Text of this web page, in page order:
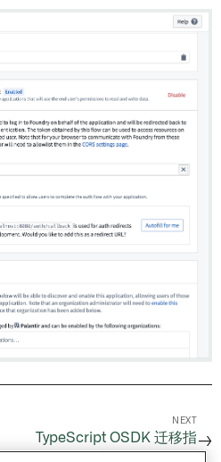
NEXT
TypeScript OSDK 迁移指→